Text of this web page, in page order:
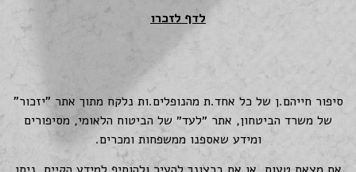
לדף לזכרו
סיפור חייהם.ן של כל אחד.ת מהנופלים.ות נלקח מתוך אתר "יזכור"
של משרד הביטחון, אתר ״לעד״ של הביטוח הלאומי, מסיפורים
ומידע שאספנו ממשפחות ומכרים.